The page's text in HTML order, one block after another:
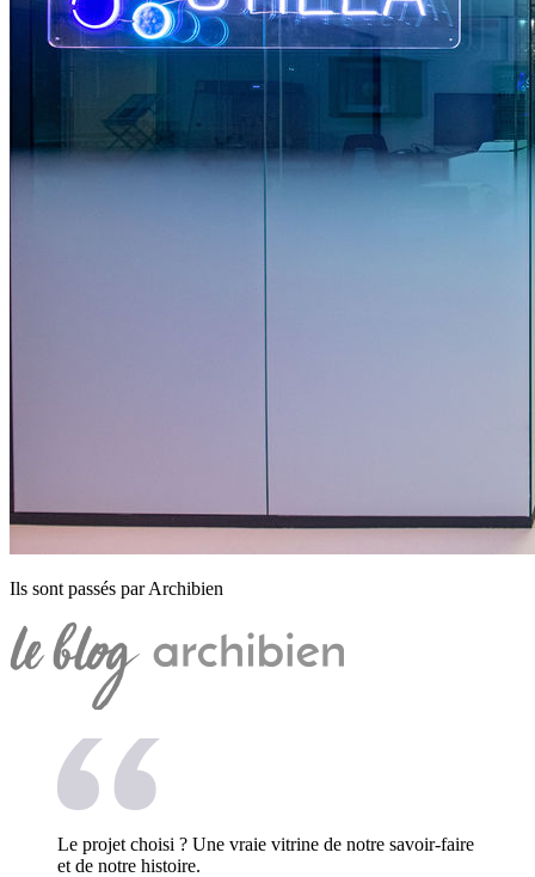
Ils sont passés par Archibien
Le projet choisi ? Une vraie vitrine de notre savoir-faire
et de notre histoire.